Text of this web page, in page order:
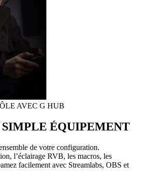
AVEC G HUB
SIMPLE ÉQUIPEMENT
de votre configuration.
l’éclairage RVB, les macros, les
facilement avec Streamlabs, OBS et